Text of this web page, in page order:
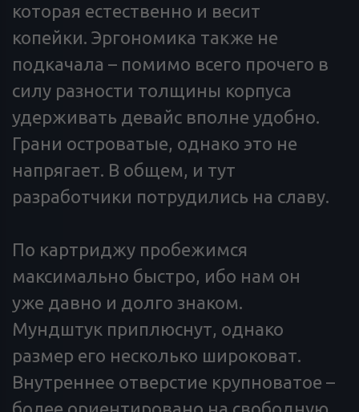
которая естественно и весит
копейки. Эргономика также не
подкачала – помимо всего прочего в
силу разности толщины корпуса
удерживать девайс вполне удобно.
Грани островатые, однако это не
напрягает. В общем, и тут
разработчики потрудились на славу.
По картриджу пробежимся
максимально быстро, ибо нам он
уже давно и долго знаком.
Мундштук приплюснут, однако
размер его несколько широковат.
Внутреннее отверстие крупноватое –